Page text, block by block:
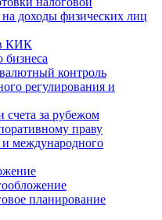
доходы физических лиц
КИК
бизнеса
контроль
регулирования и
за рубежом
праву
и международного
планирование